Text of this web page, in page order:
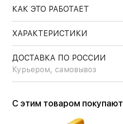
КАК ЭТО РАБОТАЕТ
ХАРАКТЕРИСТИКИ
ДОСТАВКА ПО РОССИИ
Курьером, самовывоз
С этим товаром покупают